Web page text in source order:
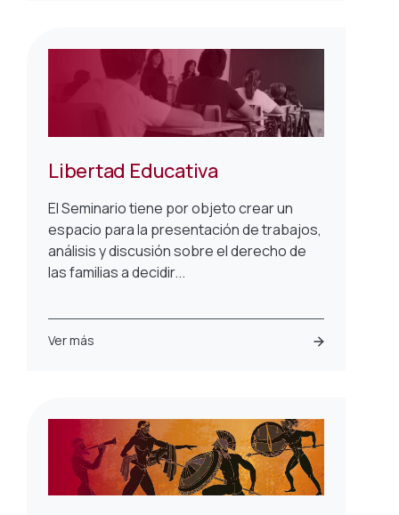
Libertad Educativa
El Seminario tiene por objeto crear un
espacio para la presentación de trabajos,
análisis y discusión sobre el derecho de
las familias a decidir...
Ver más